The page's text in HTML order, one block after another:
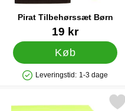
Pirat Tilbehørssæt Børn
Varenr 2431119 kr
Køb
Produkttilgængelighed: På lager
Leveringstid: 1-3 dage
Markér borddug Limegrøn